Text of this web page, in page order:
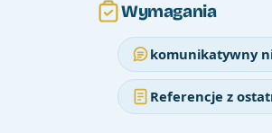
Wymagania
komunikatywny
Referencje z